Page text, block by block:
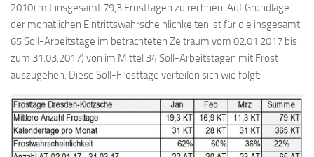
2010) mit insgesamt 79,3 Frosttagen zu rechnen. Auf Grundlage
der monatlichen Eintrittswahrscheinlichkeiten ist für die insgesamt
65 Soll-Arbeitstage im betrachteten Zeitraum vom 02.01.2017 bis
zum 31.03.2017) von im Mittel 34 Soll-Arbeitstagen mit Frost
auszugehen. Diese Soll-Frosttage verteilen sich wie folgt: